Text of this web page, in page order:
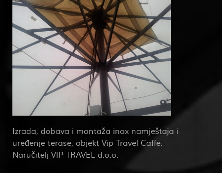
Izrada, dobava i montaža inox namještaja i
uređenje terase, objekt Vip Travel Caffe.
Naručitelj VIP TRAVEL d.o.o.